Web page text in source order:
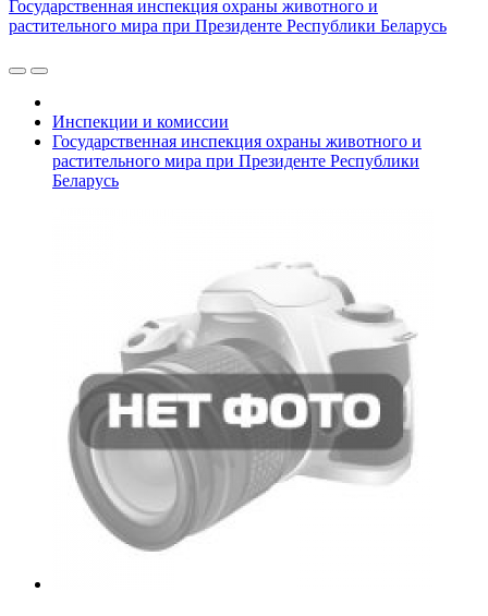
Государственная инспекция охраны животного и
растительного мира при Президенте Республики Беларусь
Инспекции и комиссии
Государственная инспекция охраны животного и
растительного мира при Президенте Республики
Беларусь